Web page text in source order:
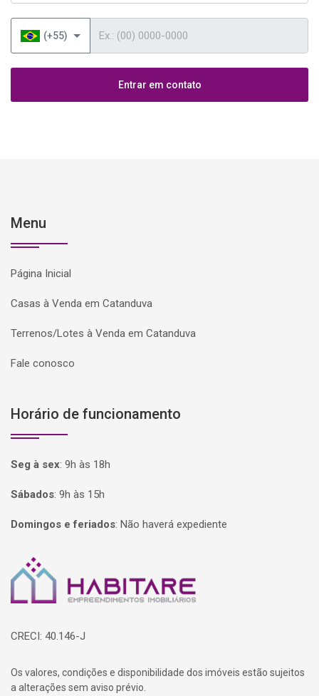
(+55)
Entrar em contato
Menu
Página Inicial
Casas à Venda em Catanduva
Terrenos/Lotes à Venda em Catanduva
Fale conosco
Horário de funcionamento
Seg à sex: 9h às 18h
Sábados: 9h às 15h
Domingos e feriados: Não haverá expediente
Página inicial
CRECI: 40.146-J
Os valores, condições e disponibilidade dos imóveis estão sujeitos
a alterações sem aviso prévio.